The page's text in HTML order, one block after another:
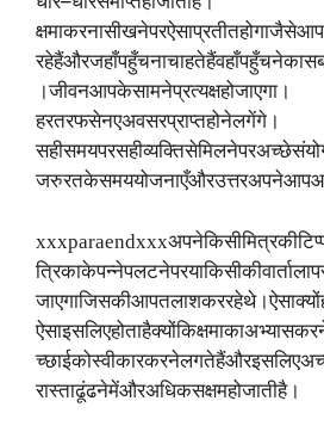
क्षमाकरनासीखनेपरऐसाप्रतीतहोगाजैसेआप
रहेहैंऔरजहाँपहुँचनाचाहतेहैंवहाँपहुँचनेका
।जीवनआपकेसामनेप्रत्यक्षहोजाएगा।
हरतरफसेनएअवसरप्राप्तहोनेलगेंगे।
सहीसमयपरसहीव्यक्तिसेमिलनेपरअच्छे
जरुरतकेसमययोजनाएँऔरउत्तरअपनेआप
xxxparaendxxxअपनेकिसीमित्रकी
त्रिकाकेपन्नेपलटनेपरयाकिसीकीवार्तालाप
जाएगाजिसकीआपतलाशकररहेथे।ऐसाक्यों
ऐसाइसलिएहोताहैक्योंकिक्षमाकाअभ्यास
च्छाईकोस्वीकारकरनेलगतेहैंऔरइसलिए
रास्ताढूंढनेमेंऔरअधिकसक्षमहोजातीहै।